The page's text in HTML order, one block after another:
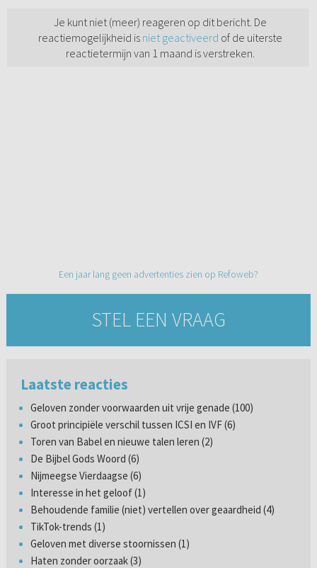
Je kunt niet (meer) reageren op dit bericht. De
reactiemogelijkheid is niet geactiveerd of de uiterste
reactietermijn van 1 maand is verstreken.
Een jaar lang geen advertenties zien op Refoweb?
STEL EEN VRAAG
Laatste reacties
Geloven zonder voorwaarden uit vrije genade (100)
Groot principiële verschil tussen ICSI en IVF (6)
Toren van Babel en nieuwe talen leren (2)
De Bijbel Gods Woord (6)
Nijmeegse Vierdaagse (6)
Interesse in het geloof (1)
Behoudende familie (niet) vertellen over geaardheid (4)
TikTok-trends (1)
Geloven met diverse stoornissen (1)
Haten zonder oorzaak (3)